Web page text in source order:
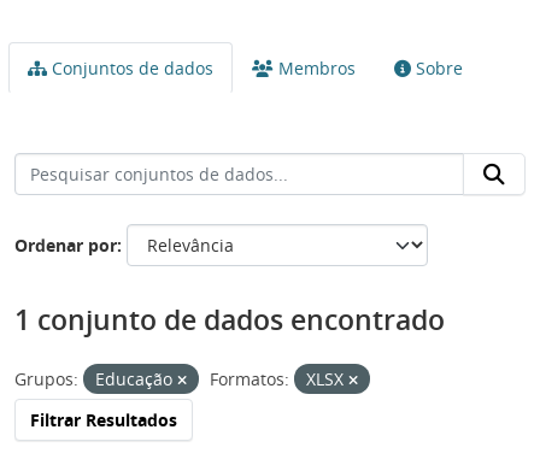
Conjuntos de dados Membros Sobre
Ordenar por
1 conjunto de dados encontrado
Grupos: Educação Formatos:
XLSX
Filtrar Resultados